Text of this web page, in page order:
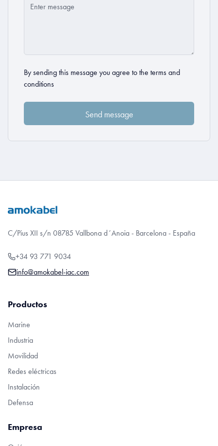
By sending this message you agree to the terms and
conditions
C/Pius XII s/n 08785 Vallbona d´Anoia - Barcelona - España
+34 93 771 9034
info@amokabel-iac.com
Productos
Marine
Industria
Movilidad
Redes eléctricas
Instalación
Defensa
Empresa